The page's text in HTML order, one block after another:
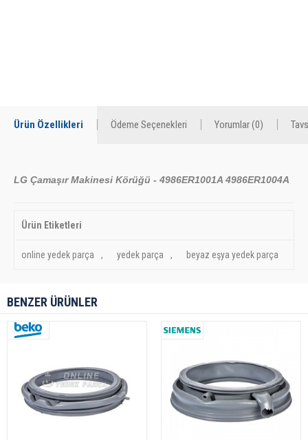
Ürün Özellikleri Ödeme Seçenekleri Yorumlar (0)
LG Çamaşır Makinesi Körüğü - 4986ER1001A 4986ER1004A
Ürün Etiketleri
online yedek parça , yedek parça , beyaz eşya yedek parça
BENZER ÜRÜNLER